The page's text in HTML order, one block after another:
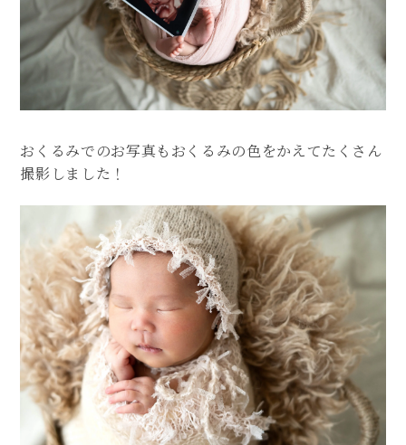
おくるみでのお写真もおくるみの色をかえてたくさん
撮影しました！